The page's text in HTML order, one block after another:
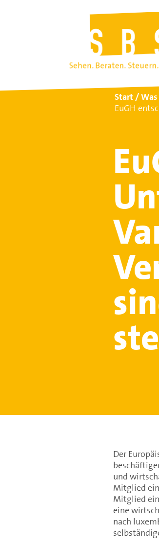
Start
EuGH
Der
und
Mitglied
Mitglied
eine
nach